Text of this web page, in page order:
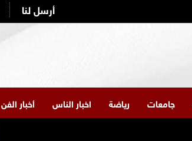
أرسل لنا
جامعات رياضة اخبار الناس أخبار الفن